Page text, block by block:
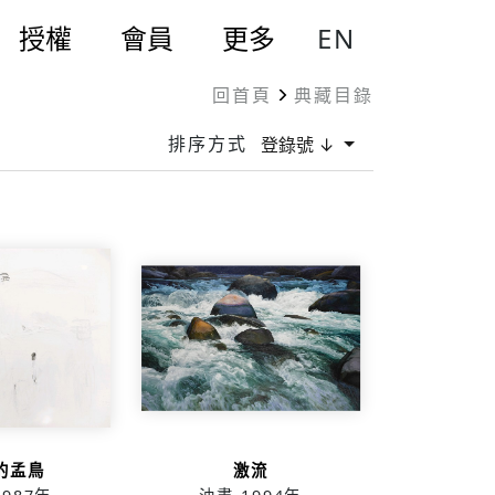
授權 會員 更多 EN
回首頁 典藏目錄
排序方式 登錄號 ↓
孟鳥
激流